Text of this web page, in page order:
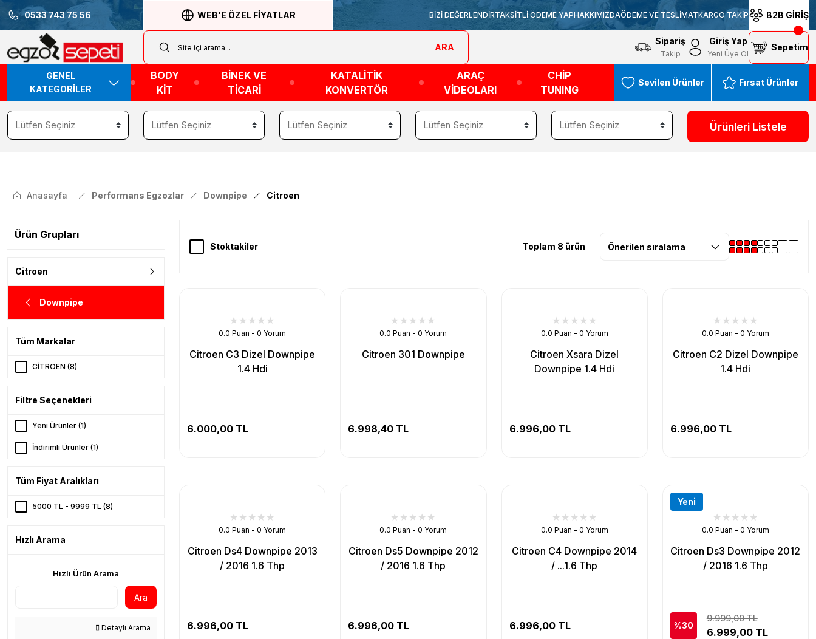
0533 743 75 56 WEB'E ÖZEL FİYATLAR BİZİ DEĞERLENDİRTAKSİTLİ ÖDEME YAPHAKKIMIZDAÖDEME VE TESLİMATKARGO TAKİP B2B GİRİŞ
ARA
Sipariş
Takip
Giriş Yap
Yeni Üye Ol
Sepetim
GENEL
KATEGORİLER
BODY
KİT
BİNEK VE
TİCARİ
KATALİTİK
KONVERTÖR
ARAÇ
VİDEOLARI
CHİP
TUNING
Sevilen Ürünler Fırsat Ürünler
Ürünleri Listele
Anasayfa Performans Egzozlar Downpipe Citroen
Ürün Grupları
Citroen
Downpipe
Tüm Markalar
CİTROEN (8)
Filtre Seçenekleri
Yeni Ürünler (1)
İndirimli Ürünler (1)
Tüm Fiyat Aralıkları
5000 TL - 9999 TL (8)
Hızlı Arama
Hızlı Ürün Arama
Ara
Detaylı Arama
Stoktakiler Toplam 8 ürün
0.0 Puan - 0 Yorum
Citroen C3 Dizel Downpipe
1.4 Hdi
6.000,00 TL
0.0 Puan - 0 Yorum
Citroen 301 Downpipe
6.998,40 TL
0.0 Puan - 0 Yorum
Citroen Xsara Dizel
Downpipe 1.4 Hdi
6.996,00 TL
0.0 Puan - 0 Yorum
Citroen C2 Dizel Downpipe
1.4 Hdi
6.996,00 TL
0.0 Puan - 0 Yorum
Citroen Ds4 Downpipe 2013
/ 2016 1.6 Thp
6.996,00 TL
0.0 Puan - 0 Yorum
Citroen Ds5 Downpipe 2012
/ 2016 1.6 Thp
6.996,00 TL
0.0 Puan - 0 Yorum
Citroen C4 Downpipe 2014
/ ...1.6 Thp
6.996,00 TL
Yeni
0.0 Puan - 0 Yorum
Citroen Ds3 Downpipe 2012
/ 2016 1.6 Thp
%30
9.999,00 TL
6.999,00 TL